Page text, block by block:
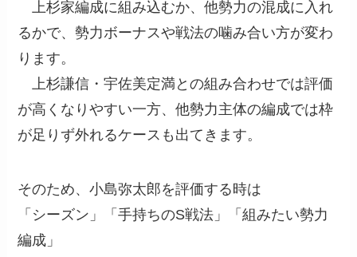
上杉家編成に組み込むか、他勢力の混成に入れ
るかで、勢力ボーナスや戦法の噛み合い方が変わ
ります。
上杉謙信・宇佐美定満との組み合わせでは評価
が高くなりやすい一方、他勢力主体の編成では枠
が足りず外れるケースも出てきます。
そのため、小島弥太郎を評価する時は
「シーズン」「手持ちのS戦法」「組みたい勢力
編成」